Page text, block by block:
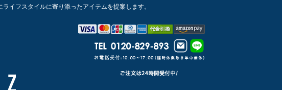
イフスタイルに寄り添ったアイテムを提案します。